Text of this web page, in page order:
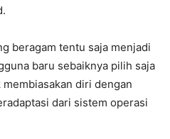
beragam tentu saja menjadi
baru sebaiknya pilih saja
diri dengan
dari sistem operasi